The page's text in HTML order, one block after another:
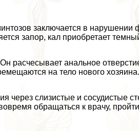
заключается в
запор, кал приобретает
расчесывает aнaльное
на тело нового хозяина.
через слизистые и сосудистые
обращаться к врачу,